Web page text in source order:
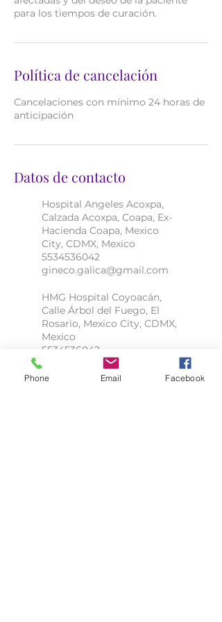
para los tiempos de curación.
Política de cancelación
Cancelaciones con mínimo 24 horas de
anticipación
Datos de contacto
Hospital Angeles Acoxpa,
Calzada Acoxpa, Coapa, Ex-
Hacienda Coapa, Mexico
City, CDMX, Mexico
5534536042
gineco.galica@gmail.com
HMG Hospital Coyoacán,
Calle Árbol del Fuego, El
Rosario, Mexico City, CDMX,
Mexico
5534536042
gineco.galica@gmail.com
Phone Email Facebook